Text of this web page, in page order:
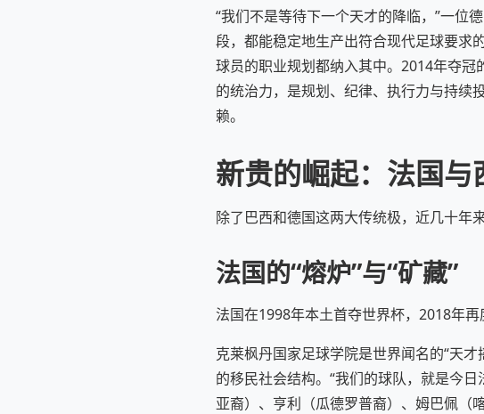
“我们不是等待下一个天才的降临，”一位
段，都能稳定地生产出符合现代足球要求
球员的职业规划都纳入其中。2014年夺
的统治力，是规划、纪律、执行力与持续
赖。
新贵的崛起：法国与
除了巴西和德国这两大传统极，近几十年
法国的“熔炉”与“矿藏”
法国在1998年本土首夺世界杯，2018年
克莱枫丹国家足球学院是世界闻名的“天
的移民社会结构。“我们的球队，就是今
亚裔）、亨利（瓜德罗普裔）、姆巴佩